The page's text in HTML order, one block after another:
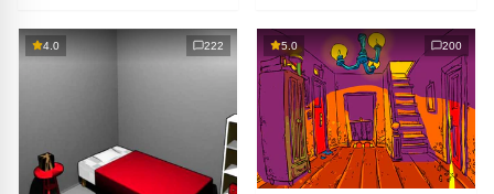
их, чтобы выйти. Выход из
одной комнаты является
смекалки попробуйте решить
все, приготовленные авторами
для вас, головоломки и найти
выход на свободу.
Внимательно осмотрите
помещение, возможно вы
сможете найти какие-нибудь
подсказки. Желаем удачи!
4.0 222 5.0 200